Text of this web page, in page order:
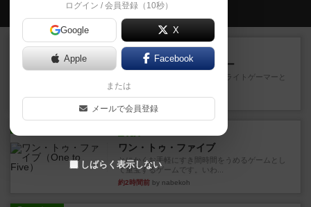
会員の新しい投稿
レビュー
アンダー・ザ・テーブラー
笑えるバカゲームを集めているライトゲーマーと
してのレビューです。正体隠...
約1時間前by toyota
ワン・トゥ・ファイブ
とにかくお手軽にすき間時間をうめるゲームとし
て重宝するゲームです。いわ...
約2時間前 by nabekoh
ログイン / 会員登録（10秒）
Google X
Apple Facebook
または
メールで会員登録
しばらく表示しない